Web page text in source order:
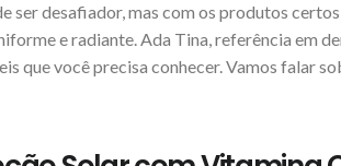
ser desafiador, mas com os produtos
e radiante. Ada Tina, referência em
que você precisa conhecer. Vamos falar